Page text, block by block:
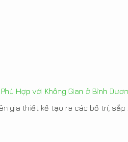
Hợp với Không Gian ở Bình
gia thiết kế tạo ra các bố trí, sắp